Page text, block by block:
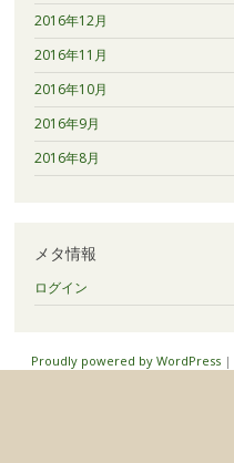
2016年12月
2016年11月
2016年10月
2016年9月
2016年8月
メタ情報
ログイン
Proudly powered by WordPress |